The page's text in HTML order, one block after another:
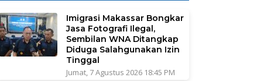
Imigrasi Makassar Bongkar
Jasa Fotografi Ilegal,
Sembilan WNA Ditangkap
Diduga Salahgunakan Izin
Tinggal
Jumat, 7 Agustus 2026 18:45 PM